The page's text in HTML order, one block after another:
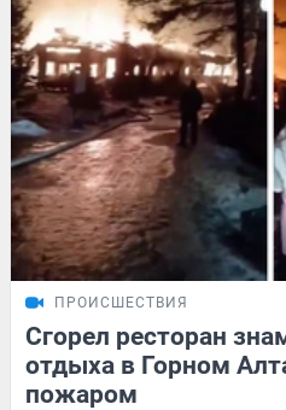
ПРОИСШЕСТВИЯ
Сгорел ресторан
отдыха в Горном
пожаром